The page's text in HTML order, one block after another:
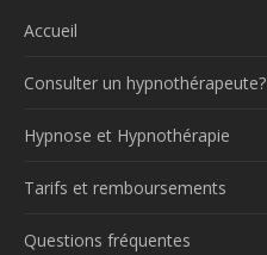
Accueil
Consulter un hypnothérapeute?
Hypnose et Hypnothérapie
Tarifs et remboursements
Questions fréquentes